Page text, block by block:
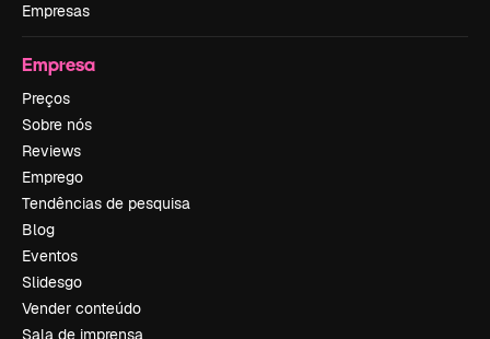
Empresas
Empresa
Preços
Sobre nós
Reviews
Emprego
Tendências de pesquisa
Blog
Eventos
Slidesgo
Vender conteúdo
Sala de imprensa